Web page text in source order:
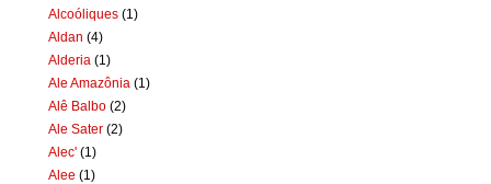
Alcoóliques (1)
Aldan (4)
Alderia (1)
Ale Amazônia (1)
Alê Balbo (2)
Ale Sater (2)
Alec' (1)
Alee (1)